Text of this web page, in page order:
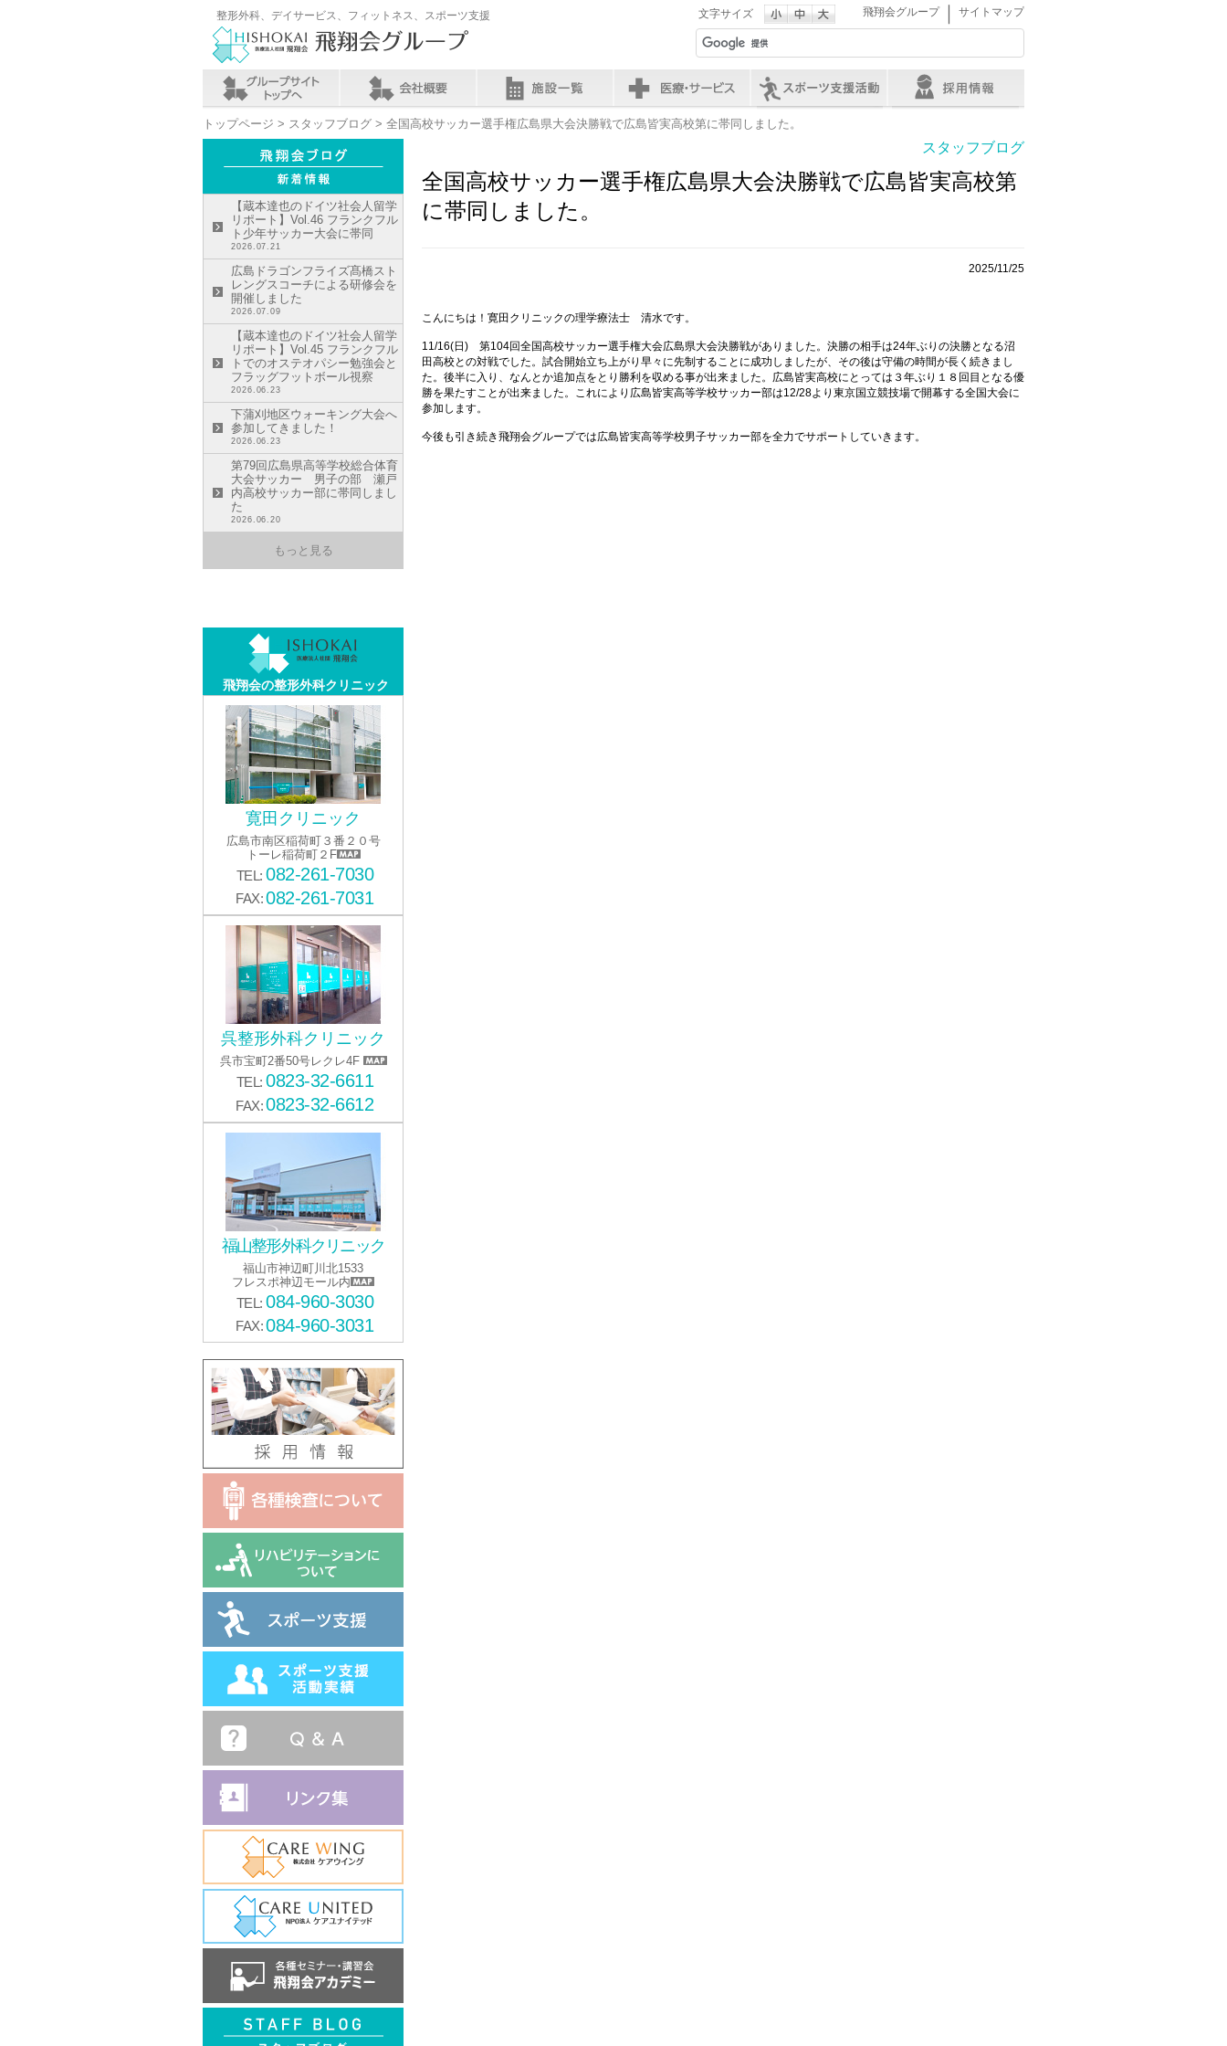
整形外科、デイサービス、フィットネス、スポーツ支援 飛翔会グループ｜ サイトマップ
文字サイズ
トップページ > スタッフブログ > 全国高校サッカー選手権広島県大会決勝戦で広島皆実高校第に帯同しました。
スタッフブログ
全国高校サッカー選手権広島県大会決勝戦で広島皆実高校第
に帯同しました。
2025/11/25
こんにちは！寛田クリニックの理学療法士 清水です。
11/16(日) 第104回全国高校サッカー選手権大会広島県大会決勝戦がありました。決勝の相手は24年ぶりの決勝となる沼
田高校との対戦でした。試合開始立ち上がり早々に先制することに成功しましたが、その後は守備の時間が長く続きまし
た。後半に入り、なんとか追加点をとり勝利を収める事が出来ました。広島皆実高校にとっては３年ぶり１８回目となる優
勝を果たすことが出来ました。これにより広島皆実高等学校サッカー部は12/28より東京国立競技場で開幕する全国大会に
参加します。
今後も引き続き飛翔会グループでは広島皆実高等学校男子サッカー部を全力でサポートしていきます。
【蔵本達也のドイツ社会人留学
リポート】Vol.46 フランクフル
ト少年サッカー大会に帯同
2026.07.21
広島ドラゴンフライズ髙橋スト
レングスコーチによる研修会を
開催しました
2026.07.09
【蔵本達也のドイツ社会人留学
リポート】Vol.45 フランクフル
トでのオステオパシー勉強会と
フラッグフットボール視察
2026.06.23
下蒲刈地区ウォーキング大会へ
参加してきました！
2026.06.23
第79回広島県高等学校総合体育
大会サッカー 男子の部 瀬戸
内高校サッカー部に帯同しまし
た
2026.06.20
もっと見る
飛翔会の整形外科クリニック
寛田クリニック
広島市南区稲荷町３番２０号
トーレ稲荷町２F
TEL: 082-261-7030
FAX:082-261-7031
呉整形外科クリニック
呉市宝町2番50号レクレ4F
TEL: 0823-32-6611
FAX:0823-32-6612
福山整形外科クリニック
福山市神辺町川北1533
フレスポ神辺モール内
TEL: 084-960-3030
FAX:084-960-3031